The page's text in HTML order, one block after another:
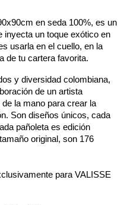
en seda 100%, es un
inyecta un toque exótico en
usarla en el cuello, en la
de tu cartera favorita.
y diversidad colombiana,
de un artista
la mano para crear la
Son diseños únicos, cada
pañoleta es edición
original, son 176
para VALISSE